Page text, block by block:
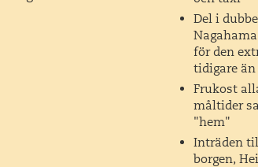
festivaler rum här. Det är
12 april är den enda
möta den manliga.
på resultatet utan
helgedomar bärs
olika byggnader. Under
av nytt te från
gåvor till helgedomen och
Del i
för den
tidigare än
Frukost
måltider
"hem"
Inträden
borgen,